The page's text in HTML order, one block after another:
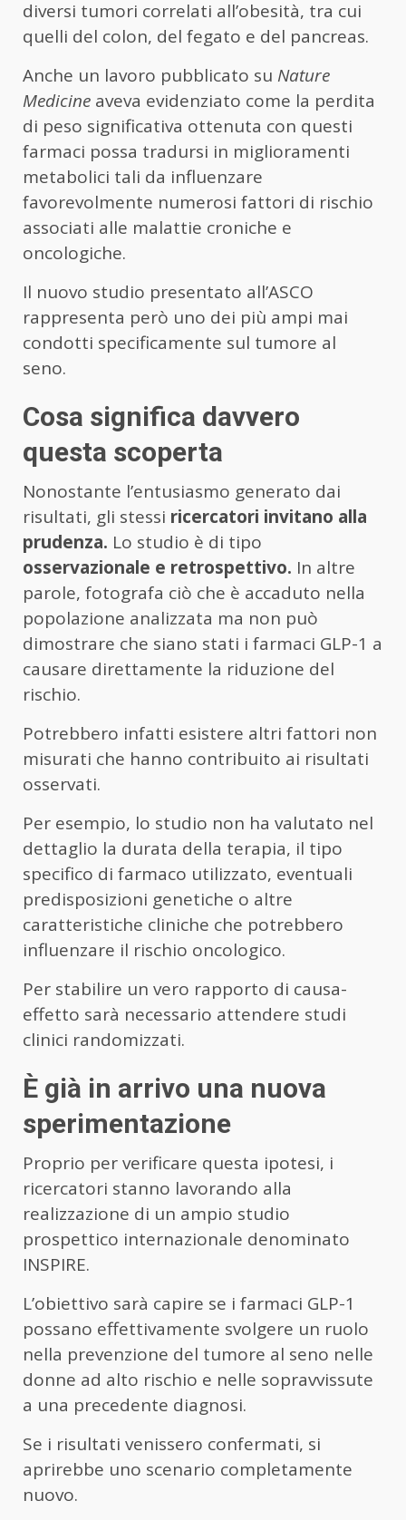
diversi tumori correlati all’obesità, tra cui
quelli del colon, del fegato e del pancreas.
Anche un lavoro pubblicato su Nature
Medicine aveva evidenziato come la perdita
di peso significativa ottenuta con questi
farmaci possa tradursi in miglioramenti
metabolici tali da influenzare
favorevolmente numerosi fattori di rischio
associati alle malattie croniche e
oncologiche.
Il nuovo studio presentato all’ASCO
rappresenta però uno dei più ampi mai
condotti specificamente sul tumore al
seno.
Cosa significa davvero
questa scoperta
Nonostante l’entusiasmo generato dai
risultati, gli stessi ricercatori invitano alla
prudenza. Lo studio è di tipo
osservazionale e retrospettivo. In altre
parole, fotografa ciò che è accaduto nella
popolazione analizzata ma non può
dimostrare che siano stati i farmaci GLP-1 a
causare direttamente la riduzione del
rischio.
Potrebbero infatti esistere altri fattori non
misurati che hanno contribuito ai risultati
osservati.
Per esempio, lo studio non ha valutato nel
dettaglio la durata della terapia, il tipo
specifico di farmaco utilizzato, eventuali
predisposizioni genetiche o altre
caratteristiche cliniche che potrebbero
influenzare il rischio oncologico.
Per stabilire un vero rapporto di causa-
effetto sarà necessario attendere studi
clinici randomizzati.
È già in arrivo una nuova
sperimentazione
Proprio per verificare questa ipotesi, i
ricercatori stanno lavorando alla
realizzazione di un ampio studio
prospettico internazionale denominato
INSPIRE.
L’obiettivo sarà capire se i farmaci GLP-1
possano effettivamente svolgere un ruolo
nella prevenzione del tumore al seno nelle
donne ad alto rischio e nelle sopravvissute
a una precedente diagnosi.
Se i risultati venissero confermati, si
aprirebbe uno scenario completamente
nuovo.